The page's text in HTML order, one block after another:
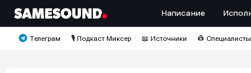
Написание
Телеграм 🎙️ Подкаст Миксер 📖 Источники 👷 Специалисты